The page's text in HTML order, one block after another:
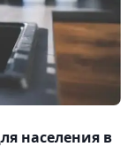
населения в